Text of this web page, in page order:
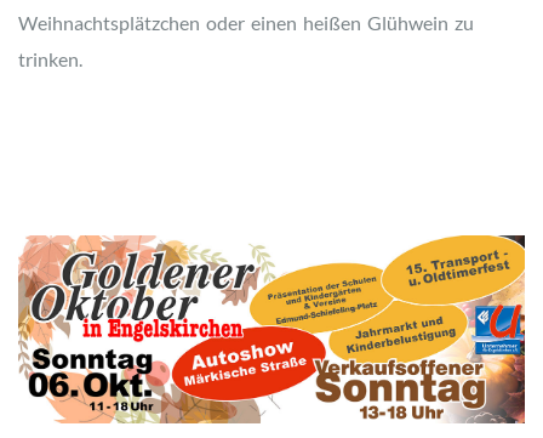
Weihnachtsplätzchen oder einen heißen Glühwein zu
trinken.